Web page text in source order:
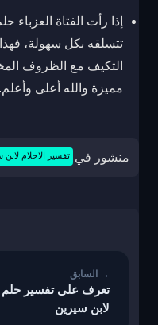
إذا رأت الفتاة العزباء
تتسلقه بكل سهولة،
التكيف مع الظروف
مميزة والله أعلى وأعلم.
منشور في تفسير الاحلام لابن
تعرف على تفسير حلم
لابن سيرين